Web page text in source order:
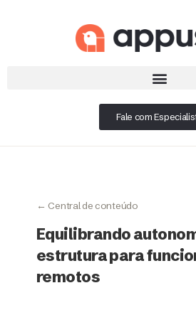
Fale com
← Central de conteúdo
Equilibrando
estrutura para
remotos